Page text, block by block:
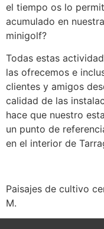
el tiempo os lo
acumulado en
minigolf?
Todas estas
las ofrecemos e
clientes y amigos
calidad de las
hace que nuestro
un punto de
en el interior de
Paisajes de cultivo
M.